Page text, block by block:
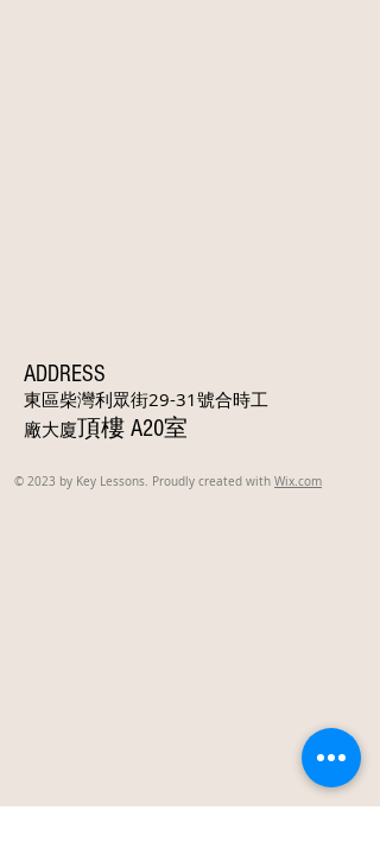
ADDRESS
東區柴灣利眾街29-31號合時工
廠大廈頂樓 A20室
© 2023 by Key Lessons. Proudly created with Wix.com